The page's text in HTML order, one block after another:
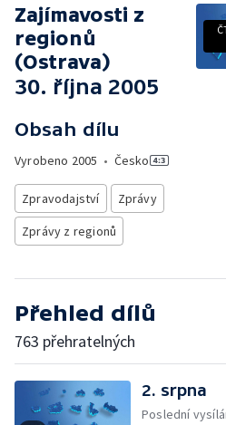
Zajímavosti z
regionů
(Ostrava)
30. října 2005
Obsah dílu
Vyrobeno 2005 • Česko
Zpravodajství
Zprávy
Zprávy z regionů
Přehled dílů
763 přehratelných
2. srpna
Poslední